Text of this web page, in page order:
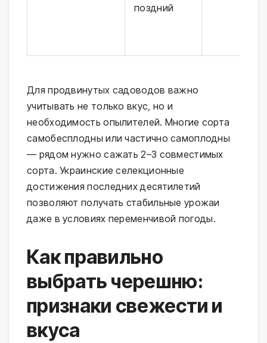
поздний
Для продвинутых садоводов важно
учитывать не только вкус, но и
необходимость опылителей. Многие сорта
самобесплодны или частично самоплодны
— рядом нужно сажать 2–3 совместимых
сорта. Украинские селекционные
достижения последних десятилетий
позволяют получать стабильные урожаи
даже в условиях переменчивой погоды.
Как правильно
выбрать черешню:
признаки свежести и
вкуса